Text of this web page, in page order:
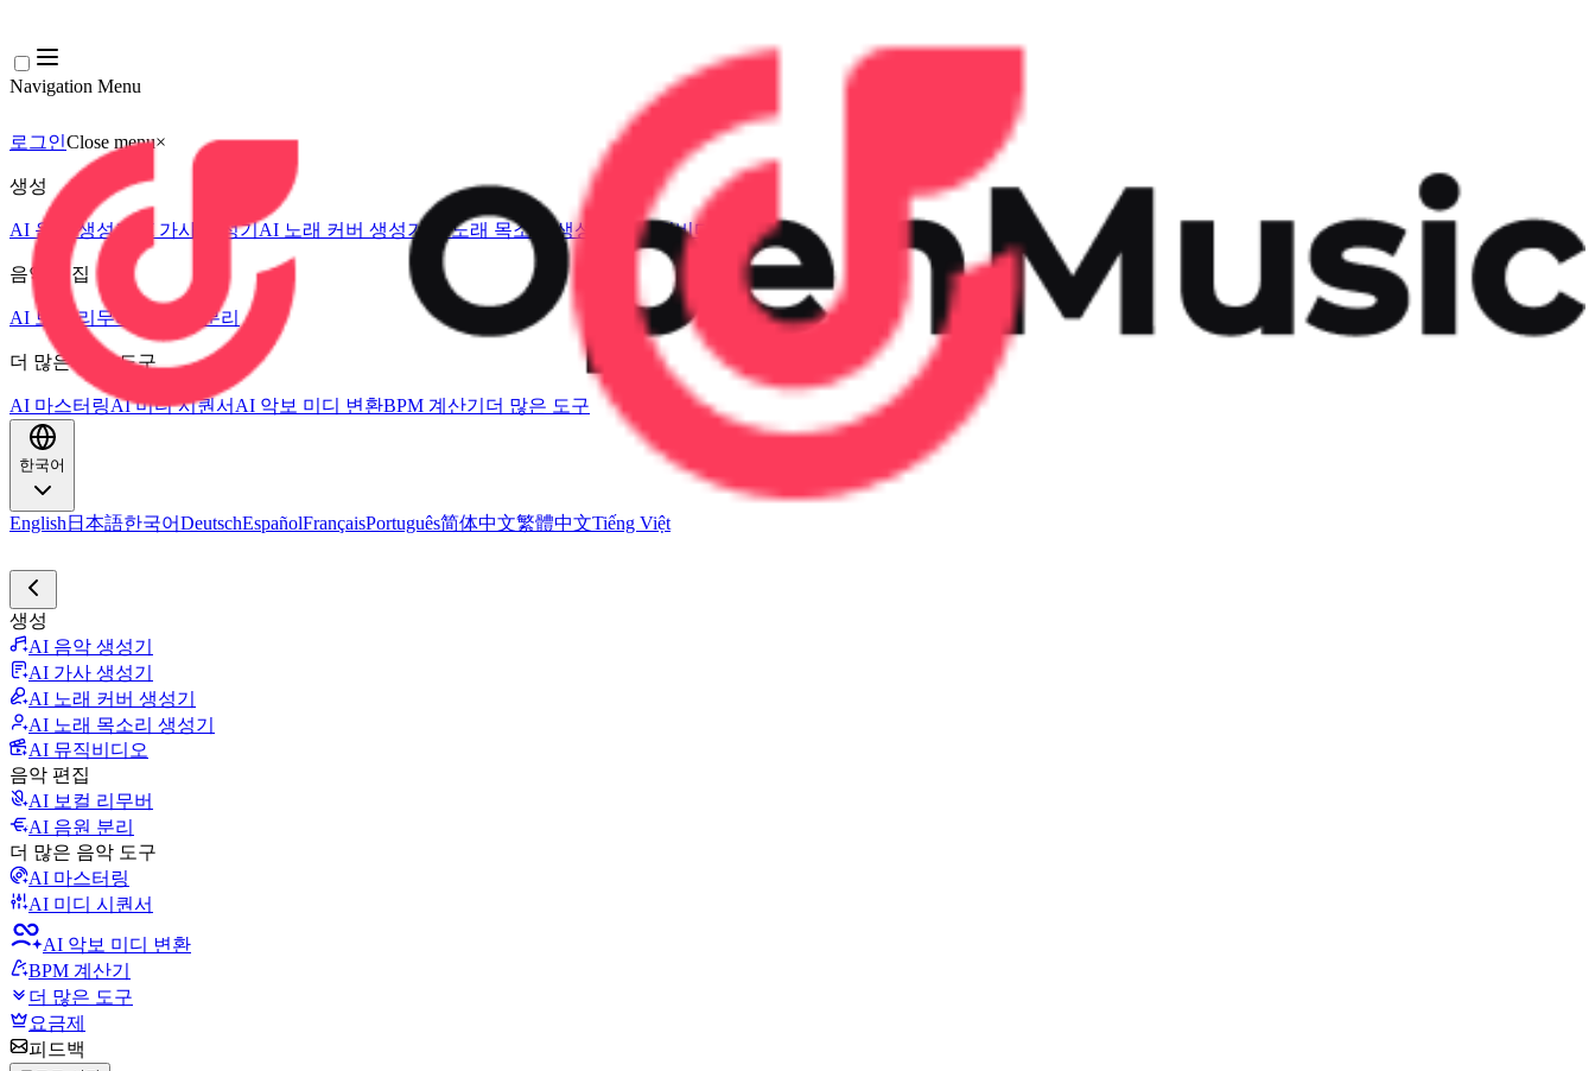
Navigation Menu
로그인Close menu×
생성
AI 음악 생성기 AI 가사 생성기AI 노래 커버 생성기 AI 노래 목소리 생성기 AI 뮤직비디오
음악 편집
AI 보컬 리무버 AI 음원 분리
더 많은 음악 도구
AI 마스터링AI 미디 시퀀서 AI 악보 미디 변환BPM 계산기 더 많은 도구
한국어
English 日本語한국어DeutschEspañolFrançaisPortuguês简体中文繁體中文Tiếng Việt
생성
AI 음악 생성기
AI 가사 생성기
AI 노래 커버 생성기
AI 노래 목소리 생성기
AI 뮤직비디오
음악 편집
AI 보컬 리무버
AI 음원 분리
더 많은 음악 도구
AI 마스터링
AI 미디 시퀀서
AI 악보 미디 변환
BPM 계산기
더 많은 도구
요금제
피드백